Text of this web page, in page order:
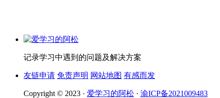
记录学习中遇到的问题及解决方案
友链申请 免责声明 网站地图 有感而发
Copyright © 2023 · 爱学习的阿松 · 渝ICP备2021009483